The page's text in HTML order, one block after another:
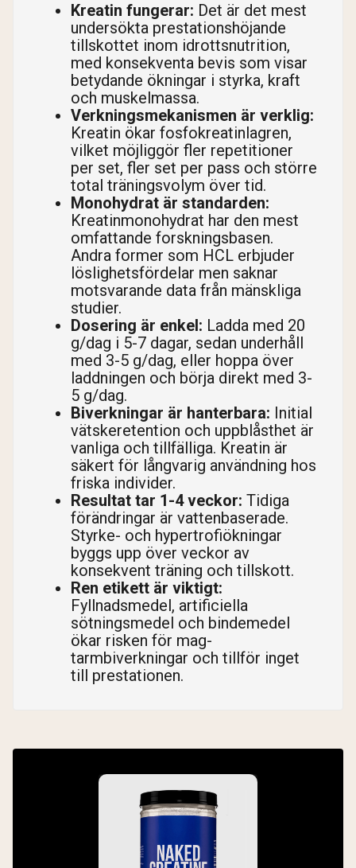
Kreatin fungerar: Det är det mest
undersökta prestationshöjande
tillskottet inom idrottsnutrition,
med konsekventa bevis som visar
betydande ökningar i styrka, kraft
och muskelmassa.
Verkningsmekanismen är verklig:
Kreatin ökar fosfokreatinlagren,
vilket möjliggör fler repetitioner
per set, fler set per pass och större
total träningsvolym över tid.
Monohydrat är standarden:
Kreatinmonohydrat har den mest
omfattande forskningsbasen.
Andra former som HCL erbjuder
löslighetsfördelar men saknar
motsvarande data från mänskliga
studier.
Dosering är enkel: Ladda med 20
g/dag i 5-7 dagar, sedan underhåll
med 3-5 g/dag, eller hoppa över
laddningen och börja direkt med 3-
5 g/dag.
Biverkningar är hanterbara: Initial
vätskeretention och uppblåsthet är
vanliga och tillfälliga. Kreatin är
säkert för långvarig användning hos
friska individer.
Resultat tar 1-4 veckor: Tidiga
förändringar är vattenbaserade.
Styrke- och hypertrofiökningar
byggs upp över veckor av
konsekvent träning och tillskott.
Ren etikett är viktigt:
Fyllnadsmedel, artificiella
sötningsmedel och bindemedel
ökar risken för mag-
tarmbiverkningar och tillför inget
till prestationen.